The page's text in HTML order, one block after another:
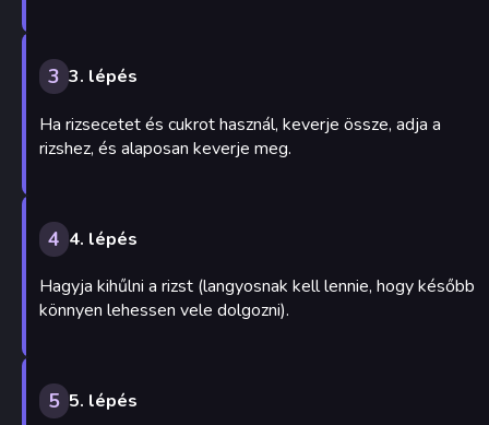
3 3. lépés
Ha rizsecetet és cukrot használ, keverje össze, adja a
rizshez, és alaposan keverje meg.
4 4. lépés
Hagyja kihűlni a rizst (langyosnak kell lennie, hogy később
könnyen lehessen vele dolgozni).
5 5. lépés